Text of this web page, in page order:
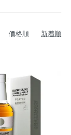
価格順 新着順